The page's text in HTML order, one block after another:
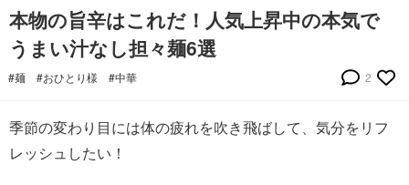
本物の旨辛はこれだ！人気上昇中の本気で
うまい汁なし担々麺6選
#麺 #おひとり様 #中華 2
季節の変わり目には体の疲れを吹き飛ばして、気分をリフ
レッシュしたい！